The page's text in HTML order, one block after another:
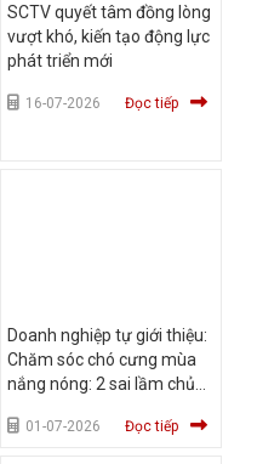
SCTV quyết tâm đồng lòng
vượt khó, kiến tạo động lực
phát triển mới
16-07-2026 Đọc tiếp
Doanh nghiệp tự giới thiệu:
Chăm sóc chó cưng mùa
nắng nóng: 2 sai lầm chủ
01-07-2026 Đọc tiếp